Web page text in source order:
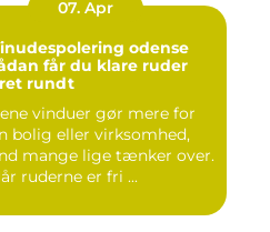
07. Apr
odense
får du klare ruder
rundt
vinduer gør mere for
bolig eller virksomhed,
mange lige tænker over.
ruderne er fri ...